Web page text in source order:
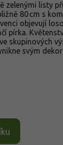
zelenými listy
80 cm s
objevují
pírka.
skupinových
svým